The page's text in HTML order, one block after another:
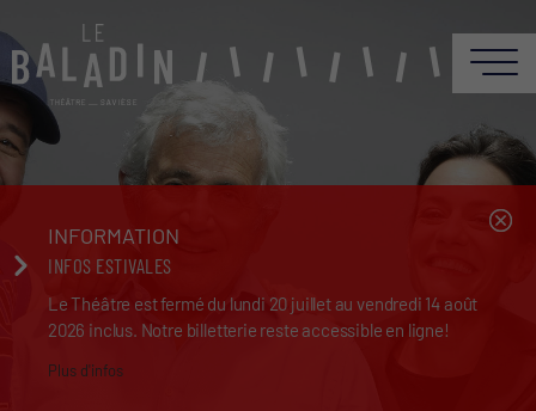
INFORMATION
INFOS ESTIVALES
Le Théâtre est fermé du lundi 20 juillet au vendredi 14 août
2026 inclus. Notre billetterie reste accessible en ligne!
Plus d'infos